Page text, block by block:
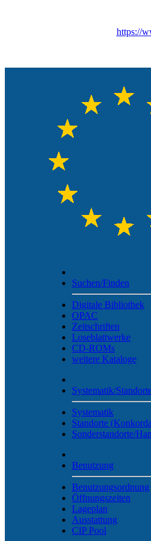
https://
Suchen/Finden
Digitale Bibliothek
OPAC
Zeitschriften
Loseblattwerke
CD-ROMs
weitere Kataloge
Systematik/
Systematik
Standorte
Sonderstandorte/
Benutzung
Benutzungsordnung
Öffnungszeiten
Lageplan
Ausstattung
CIP Pool